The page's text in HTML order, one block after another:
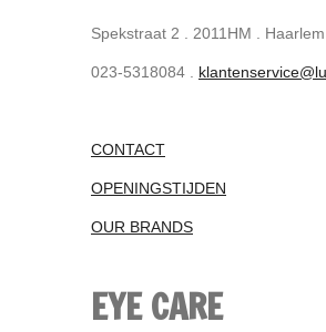
Spekstraat 2 . 2011HM . Haarlem
023-5318084 .
CONTACT
OPENINGSTIJDEN
OUR BRANDS
EYE CARE